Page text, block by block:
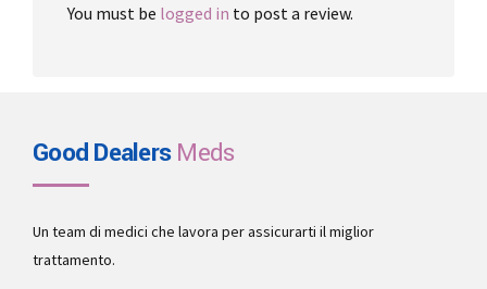
You must be logged in to post a review.
Good DealersMeds
Un team di medici che lavora per assicurarti il miglior
trattamento.